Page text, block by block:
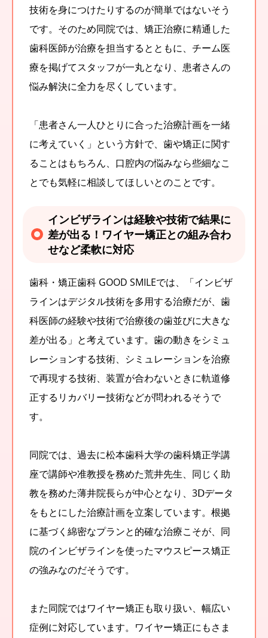
技術を身につけたりするのが簡単ではないそう
です。そのため同院では、矯正治療に精通した
歯科医師が治療を担当するとともに、チーム医
療を掲げてスタッフが一丸となり、患者さんの
悩み解決に全力を尽くしています。
「患者さん一人ひとりに合った治療計画を一緒
に考えていく」という方針で、歯や矯正に関す
ることはもちろん、口腔内の悩みなら些細なこ
とでも気軽に相談してほしいとのことです。
インビザラインは経験や技術で結果に
差が出る！ワイヤー矯正との組み合わ
せなど柔軟に対応
歯科・矯正歯科 GOOD SMILEでは、「インビザ
ラインはデジタル技術を多用する治療だが、歯
科医師の経験や技術で治療後の歯並びに大きな
差が出る」と考えています。歯の動きをシミュ
レーションする技術、シミュレーションを治療
で再現する技術、装置が合わないときに軌道修
正するリカバリー技術などが問われるそうで
す。
同院では、過去に松本歯科大学の歯科矯正学講
座で講師や准教授を務めた荒井先生、同じく助
教を務めた薄井院長らが中心となり、3Ⅾデータ
をもとにした治療計画を立案しています。根拠
に基づく綿密なプランと的確な治療こそが、同
院のインビザラインを使ったマウスピース矯正
の強みなのだそうです。
また同院ではワイヤー矯正も取り扱い、幅広い
症例に対応しています。ワイヤー矯正にもさま